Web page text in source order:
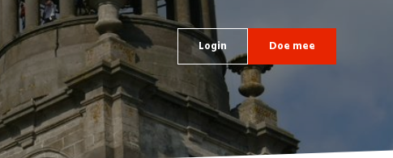
Login Doe mee